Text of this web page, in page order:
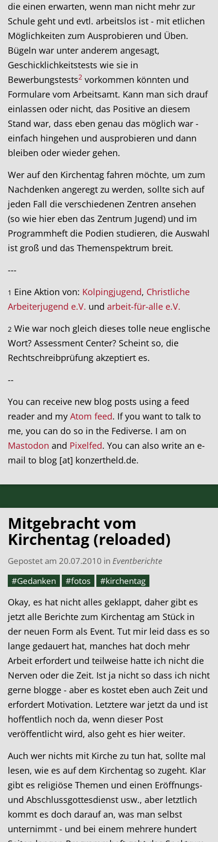
die einen erwarten, wenn man nicht mehr zur
Schule geht und evtl. arbeitslos ist - mit etlichen
Möglichkeiten zum Ausprobieren und Üben.
Bügeln war unter anderem angesagt,
Geschicklichkeitstests wie sie in
Bewerbungstests2 vorkommen könnten und
Formulare vom Arbeitsamt. Kann man sich drauf
einlassen oder nicht, das Positive an diesem
Stand war, dass eben genau das möglich war -
einfach hingehen und ausprobieren und dann
bleiben oder wieder gehen.
Wer auf den Kirchentag fahren möchte, um zum
Nachdenken angeregt zu werden, sollte sich auf
jeden Fall die verschiedenen Zentren ansehen
(so wie hier eben das Zentrum Jugend) und im
Programmheft die Podien studieren, die Auswahl
ist groß und das Themenspektrum breit.
---
1 Eine Aktion von: Kolpingjugend, Christliche
Arbeiterjugend e.V. und arbeit-für-alle e.V.
2 Wie war noch gleich dieses tolle neue englische
Wort? Assessment Center? Scheint so, die
Rechtschreibprüfung akzeptiert es.
--
You can receive new blog posts using a feed
reader and my Atom feed. If you want to talk to
me, you can do so in the Fediverse. I am on
Mastodon and Pixelfed. You can also write an e-
mail to blog [at] konzertheld.de.
Mitgebracht vom
Kirchentag (reloaded)
Gepostet am 20.07.2010 in Eventberichte
#Gedanken
#fotos
#kirchentag
Okay, es hat nicht alles geklappt, daher gibt es
jetzt alle Berichte zum Kirchentag am Stück in
der neuen Form als Event. Tut mir leid dass es so
lange gedauert hat, manches hat doch mehr
Arbeit erfordert und teilweise hatte ich nicht die
Nerven oder die Zeit. Ist ja nicht so dass ich nicht
gerne blogge - aber es kostet eben auch Zeit und
erfordert Motivation. Letztere war jetzt da und ist
hoffentlich noch da, wenn dieser Post
veröffentlicht wird, also geht es hier weiter.
Auch wer nichts mit Kirche zu tun hat, sollte mal
lesen, wie es auf dem Kirchentag so zugeht. Klar
gibt es religiöse Themen und einen Eröffnungs-
und Abschlussgottesdienst usw., aber letztlich
kommt es doch darauf an, was man selbst
unternimmt - und bei einem mehrere hundert